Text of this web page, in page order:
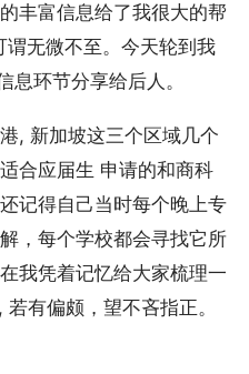
丰富信息给了我很大的帮
无微不至。今天轮到我
息环节分享给后人。
, 新加坡这三个区域几个
合应届生 申请的和商科
记得自己当时每个晚上专
，每个学校都会寻找它所
我凭着记忆给大家梳理一
有偏颇，望不吝指正。